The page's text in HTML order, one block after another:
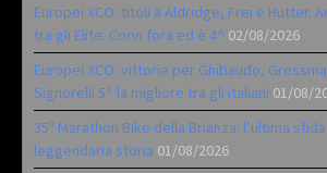
Europei XCO: titoli a Aldridge, Frei e Hutter.
tra gli Elite. Corvi fora ed è 4^ 02/08/2026
Europei XCO: vittorie per Ghibaudo,
Signorelli 5^ la migliore tra gli italiani 01/08/
35ª Marathon Bike della Brianza: l’ultima
leggendaria storia 01/08/2026